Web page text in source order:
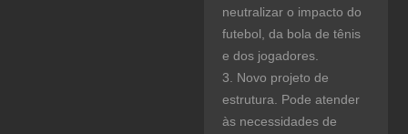
neutralizar o impacto do
futebol, da bola de tênis
e dos jogadores.
3. Novo projeto de
estrutura. Pode atender
às necessidades de